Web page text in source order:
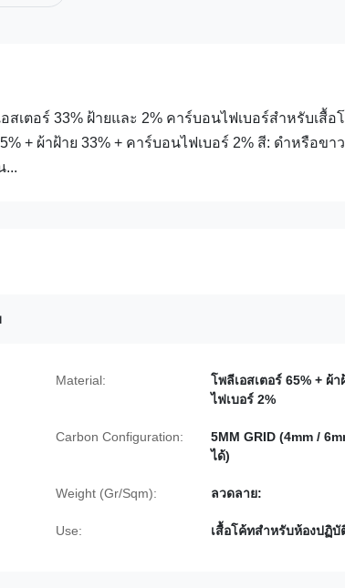
เตอร์ 33% ฝ้ายและ 2% คาร์บอนไฟเบอร์สำหรับเสื้
+ ผ้าฝ้าย 33% + คาร์บอนไฟเบอร์ 2% สี: ดำหรือขา
...
Material:
โพลีเอสเตอร์ 65% + ผ้
ไฟเบอร์ 2%
Carbon Configuration:
5MM GRID (4mm /
ได้)
Weight (Gr/Sqm): ลวดลาย:
Use: เสื้อโค้ทสำหรับห้องปฏิบั